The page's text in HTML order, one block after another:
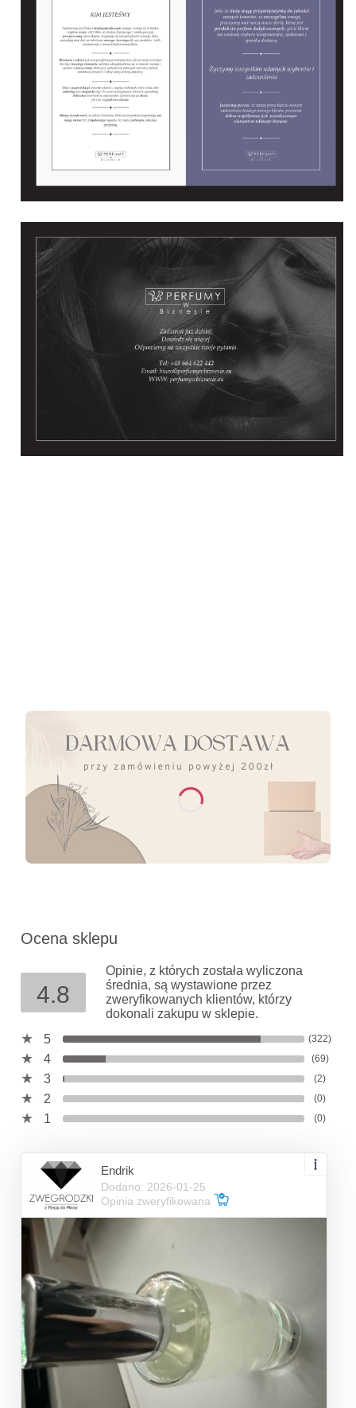
Ocena sklepu
4.8
Opinie, z których została wyliczona
średnia, są wystawione przez
zweryfikowanych klientów, którzy
dokonali zakupu w sklepie.
5
(322)
4 (69)
3 (2)
2 (0)
1 (0)
Endrik
Dodano: 2026-01-25
Opinia zweryfikowana